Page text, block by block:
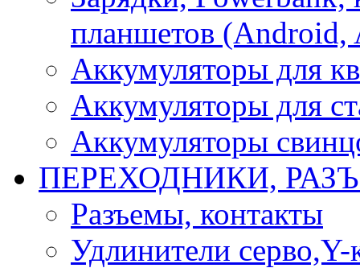
планшетов (Android,
Аккумуляторы для
Аккумуляторы для
Аккумуляторы
ПЕРЕХОДНИКИ,
Разъемы, контакты
Удлинители серво,Y-